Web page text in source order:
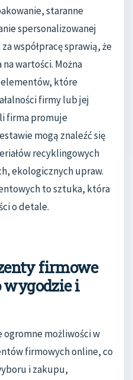
staranne
spersonalizowanej
współpracę sprawią, że
wartości. Można
elementów, które
firmy lub jej
firma promuje
mogą znaleźć się
recyklingowych
ekologicznych upraw.
to sztuka, która
o detale.
firmowe
wygodzie i
ogromne możliwości w
firmowych online, co
i zakupu,